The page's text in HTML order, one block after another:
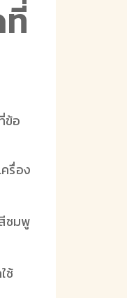
ข้อ
รื่อง
ชมพู
ช้